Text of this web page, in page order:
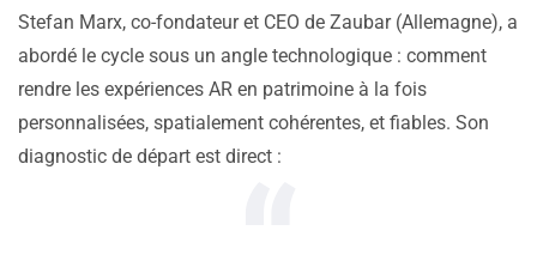
Stefan Marx, co-fondateur et CEO de Zaubar (Allemagne), a
abordé le cycle sous un angle technologique : comment
rendre les expériences AR en patrimoine à la fois
personnalisées, spatialement cohérentes, et fiables. Son
diagnostic de départ est direct :